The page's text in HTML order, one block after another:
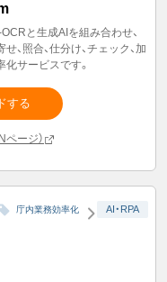
OCRと生成AIを組み合わせ、
、照合、仕分け、チェック、加
サービスです。
する
ージ）
庁内業務効率化 AI・RPA